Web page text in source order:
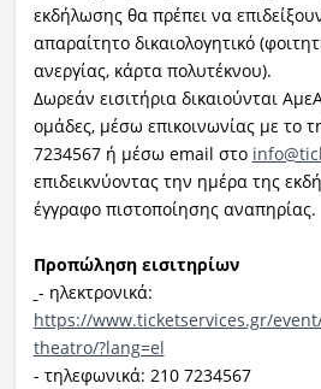
εκδήλωσης θα πρέπει να
απαραίτητο δικαιολογητικό
ανεργίας, κάρτα πολυτέκνου).
Δωρεάν εισιτήρια δικαιούνται
ομάδες, μέσω επικοινωνίας με το
7234567 ή μέσω email στο
επιδεικνύοντας την ημέρα της
έγγραφο πιστοποίησης αναπηρίας.
Προπώληση εισιτηρίων
- ηλεκτρονικά:
https://www.ticketservices.gr/
theatro/?lang=el
- τηλεφωνικά: 210 7234567